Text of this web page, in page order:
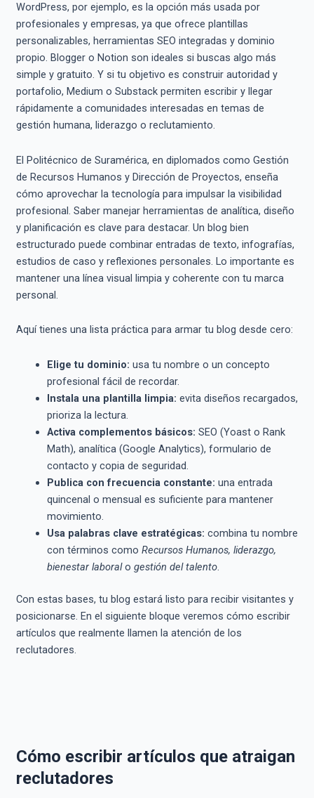
WordPress, por ejemplo, es la opción más usada por
profesionales y empresas, ya que ofrece plantillas
personalizables, herramientas SEO integradas y dominio
propio. Blogger o Notion son ideales si buscas algo más
simple y gratuito. Y si tu objetivo es construir autoridad y
portafolio, Medium o Substack permiten escribir y llegar
rápidamente a comunidades interesadas en temas de
gestión humana, liderazgo o reclutamiento.
El Politécnico de Suramérica, en diplomados como Gestión
de Recursos Humanos y Dirección de Proyectos, enseña
cómo aprovechar la tecnología para impulsar la visibilidad
profesional. Saber manejar herramientas de analítica, diseño
y planificación es clave para destacar. Un blog bien
estructurado puede combinar entradas de texto, infografías,
estudios de caso y reflexiones personales. Lo importante es
mantener una línea visual limpia y coherente con tu marca
personal.
Aquí tienes una lista práctica para armar tu blog desde cero:
Elige tu dominio: usa tu nombre o un concepto
profesional fácil de recordar.
Instala una plantilla limpia: evita diseños recargados,
prioriza la lectura.
Activa complementos básicos: SEO (Yoast o Rank
Math), analítica (Google Analytics), formulario de
contacto y copia de seguridad.
Publica con frecuencia constante: una entrada
quincenal o mensual es suficiente para mantener
movimiento.
Usa palabras clave estratégicas: combina tu nombre
con términos como Recursos Humanos, liderazgo,
bienestar laboralo gestión del talento.
Con estas bases, tu blog estará listo para recibir visitantes y
posicionarse. En el siguiente bloque veremos cómo escribir
artículos que realmente llamen la atención de los
reclutadores.
Cómo escribir artículos que atraigan
reclutadores